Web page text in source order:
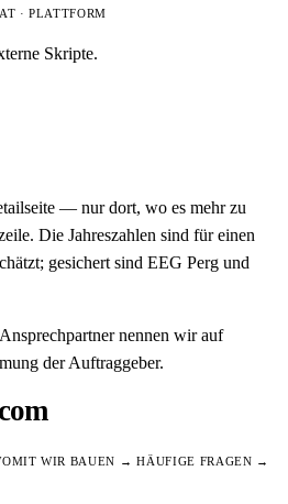
· PLATTFORM
Skripte.
— nur dort, wo es mehr zu
Die Jahreszahlen sind für einen
gesichert sind EEG Perg und
nennen wir auf
der Auftraggeber.
WIR BAUEN → HÄUFIGE FRAGEN →